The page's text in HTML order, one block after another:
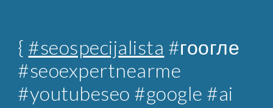
{ #seospecijalista #гоогле
#seoexpertnearme
#youtubeseo #google #ai